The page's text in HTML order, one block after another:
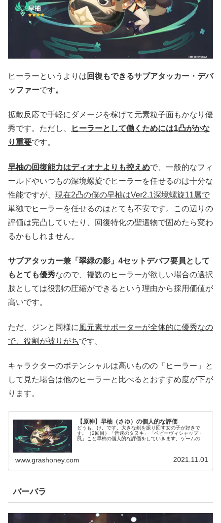
ヒーラーというよりは 回復もできるサブアタッカー・デバ
ッファーです。
拡散反応で手軽にダメージを稼げて元素粒子面もかなり優
秀です。ただし、
ヒーラーとして働くためには1凸がかな
り重要です。
早柚の回復能力はディオナよりも控えめで、一般的なフィ
ールドやいつもの深境螺旋でヒーラーを任せるのは十分な
性能ですが、 現在2凸の僕の早柚はVer2.1深境螺旋11層で
単独でヒーラーを任せるのはとても不安です。この辺りの
評価は完凸していたり、回復特化の聖遺物で固めたら変わ
るかもしれません。
サブアタッカー兼「翠緑の影」4セットデバフ要員として
もとても優秀なので、複数のヒーラーが欲しい場合の選択
肢としては役割の圧縮ができるという理由から採用価値が
高いです。
ただ、ジンと同様に 風元素サポーターが全体的に優秀なの
で、役割が被りがちです。
キャラクターのポテンシャルは高いものの「ヒーラー」と
して見た場合は他のヒーラーと比べるとおすすめ度が下が
ります。
【原神】早柚（さゆ）の個人的な評価
どうも、け。です。大きな剣を振り回す女の子が好きで
す。（2回目）「音速のタヌキ」「ベビーヴィシャップ・
風」こと早柚の個人的な評価をしていきます。ゲームの進
www.grashoney.com 2021.11.01
バーバラ